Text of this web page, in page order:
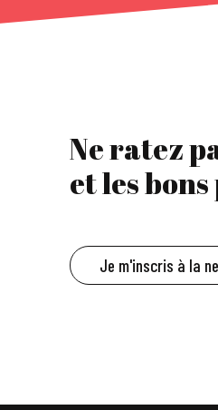
Ne ratez
et les
Je m'inscris à la